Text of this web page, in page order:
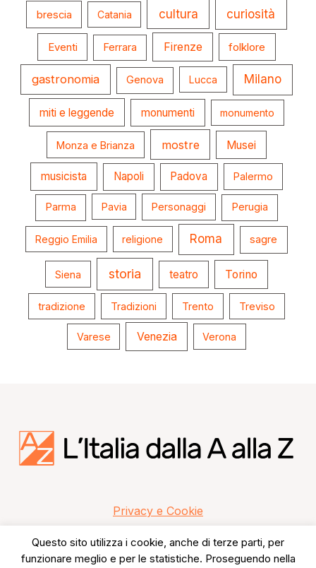
brescia Catania cultura curiosità
Eventi Ferrara Firenze folklore
gastronomia Genova Lucca Milano
miti e leggende monumenti monumento
Monza e Brianza mostre Musei
musicista Napoli Padova Palermo
Parma Pavia Personaggi Perugia
Reggio Emilia religione Roma sagre
Siena storia teatro Torino
tradizione Tradizioni Trento Treviso
Varese Venezia Verona
Privacy e Cookie
Questo sito utilizza i cookie, anche di terze parti, per
funzionare meglio e per le statistiche. Proseguendo nella